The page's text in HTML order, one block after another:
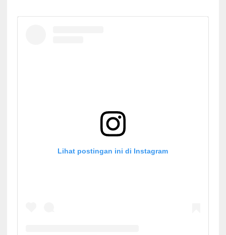
Lihat postingan ini di Instagram